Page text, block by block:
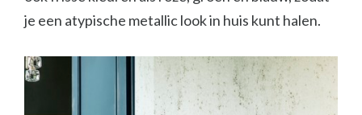
je een atypische metallic look in huis kunt halen.